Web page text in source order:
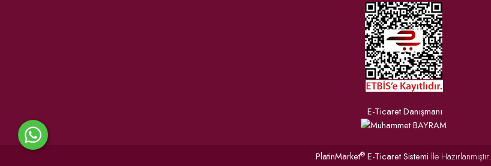
E-Ticaret Danışmanı
PlatinMarket® E-Ticaret Sistemi İle Hazırlanmıştır.